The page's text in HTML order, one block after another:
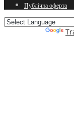
Публічна оферта